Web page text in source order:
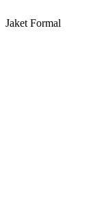
Jaket Formal